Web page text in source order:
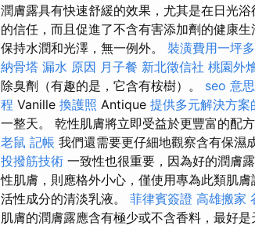
潤膚露具有快速舒緩的效果，尤其是在日光
的信任，而且促進了不含有害添加劑的健康生
保持水潤和光澤，無一例外。 裝潢費用一坪
納骨塔 漏水 原因 月子餐 新北徵信社 桃園外
除臭劑（有趣的是，它含有桉樹）。 seo 意思
程 Vanille 換護照 Antique 提供多元解決方案
一整天。 乾性肌膚將立即受益於更豐富的配
老鼠 記帳 我們還需要更仔細地觀察含有保濕
投撥筋技術 一致性也很重要，因為好的潤膚
性肌膚，則應格外小心，僅使用專為此類肌膚
活性成分的清淡乳液。 菲律賓簽證 高雄搬家
肌膚的潤膚露應含有極少或不含香料，最好